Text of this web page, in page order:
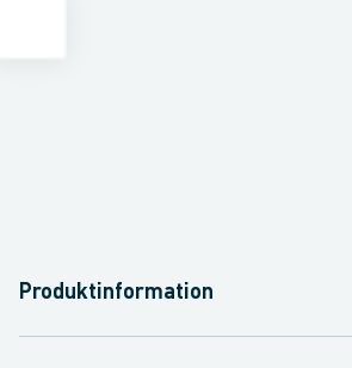
Produktinformation